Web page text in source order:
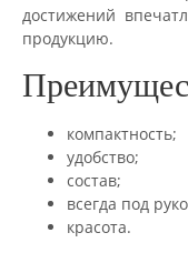
достижений
продукцию.
компактность;
удобство;
состав;
всегда под
красота.